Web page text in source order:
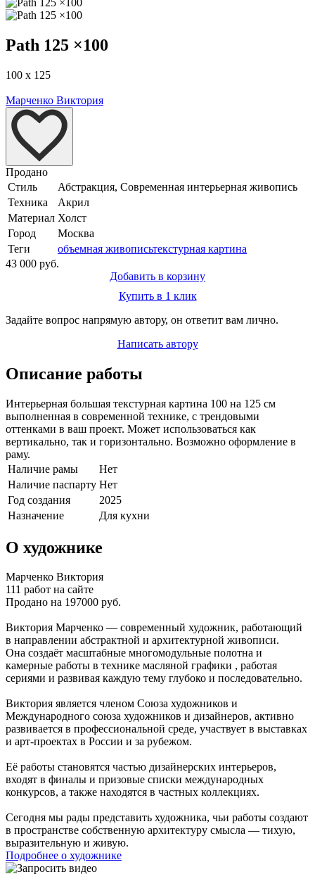
Path 125 ×100
100 x 125
Марченко Виктория
Продано
Стиль
Абстракция, Современная интерьерная живопись
Техника
Акрил
Материал Холст
Город
Москва
Теги
объемная живописьтекстурная картина
43 000 руб.
Добавить в корзину
Купить в 1 клик
Задайте вопрос напрямую автору, он ответит вам лично.
Написать автору
Описание работы
Интерьерная большая текстурная картина 100 на 125 см
выполненная в современной технике, с трендовыми
оттенками в ваш проект. Может использоваться как
вертикально, так и горизонтально. Возможно оформление в
раму.
Наличие рамы
Нет
Наличие паспарту Нет
Год создания
2025
Назначение
Для кухни
О художнике
Марченко Виктория
111 работ на сайте
Продано на 197000 руб.
Виктория Марченко — современный художник, работающий
в направлении абстрактной и архитектурной живописи.
Она создаёт масштабные многомодульные полотна и
камерные работы в технике масляной графики , работая
сериями и развивая каждую тему глубоко и последовательно.
Виктория является членом Союза художников и
Международного союза художников и дизайнеров, активно
развивается в профессиональной среде, участвует в выставках
и арт-проектах в России и за рубежом.
Её работы становятся частью дизайнерских интерьеров,
входят в финалы и призовые списки международных
конкурсов, а также находятся в частных коллекциях.
Сегодня мы рады представить художника, чьи работы создают
в пространстве собственную архитектуру смысла — тихую,
выразительную и живую.
Подробнее о художнике